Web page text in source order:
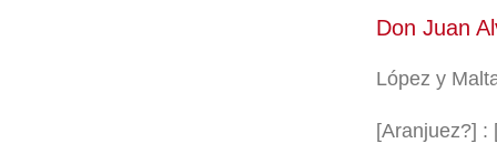
Don Juan
López y
[Aranjuez?] :